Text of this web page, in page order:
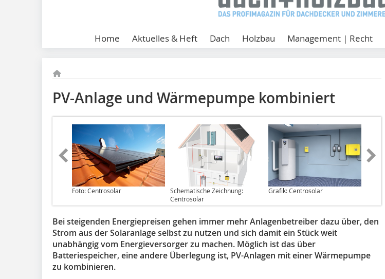
Home Aktuelles & Heft Dach Holzbau Management | Recht
PV-Anlage und Wärmepumpe ­kombiniert
Foto: Centrosolar
Schematische Zeichnung:
Centrosolar
Grafik: Centrosolar
Bei steigenden Energiepreisen gehen immer mehr Anlagenbetreiber dazu über, den
Strom aus der Solaranlage selbst zu nutzen und sich damit ein Stück weit
unabhängig vom Energieversorger zu machen. Möglich ist das über
Batteriespeicher, eine andere Überlegung ist, PV-Anlagen mit einer Wärmepumpe
zu kombinieren.